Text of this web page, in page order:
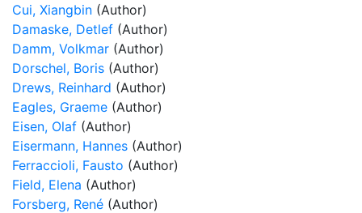
Cui, Xiangbin (Author)
Damaske, Detlef (Author)
Damm, Volkmar (Author)
Dorschel, Boris (Author)
Drews, Reinhard (Author)
Eagles, Graeme (Author)
Eisen, Olaf (Author)
Eisermann, Hannes (Author)
Ferraccioli, Fausto (Author)
Field, Elena (Author)
Forsberg, René (Author)